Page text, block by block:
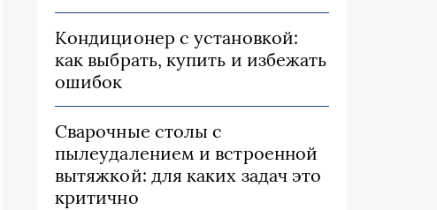
Кондиционер с установкой:
как выбрать, купить и избежать
ошибок
Сварочные столы с
пылеудалением и встроенной
вытяжкой: для каких задач это
критично